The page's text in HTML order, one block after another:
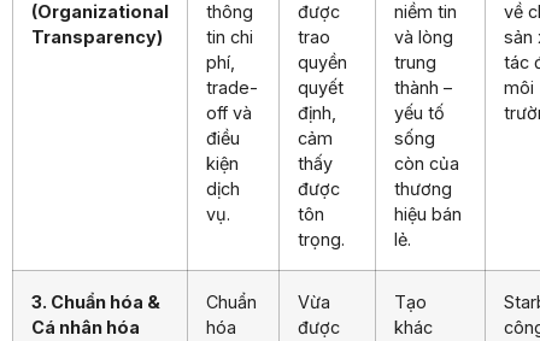
(Organizational
Transparency)
thông
tin chi
phí,
trade-
off và
điều
kiện
dịch
vụ.
được
trao
quyền
quyết
định,
cảm
thấy
được
tôn
trọng.
niềm tin
và lòng
trung
thành –
yếu tố
sống
còn của
thương
hiệu bán
lẻ.
về
sản
tác
môi
3. Chuẩn hóa &
Cá nhân hóa
Chuẩn
hóa
Vừa
được
Tạo
khác